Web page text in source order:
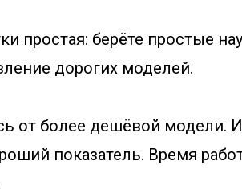
простая: берёте простые
дорогих моделей.
от более дешёвой модели.
показатель. Время